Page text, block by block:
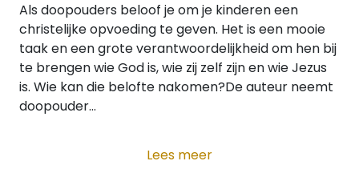
Als doopouders beloof je om je kinderen een
christelijke opvoeding te geven. Het is een mooie
taak en een grote verantwoordelijkheid om hen bij
te brengen wie God is, wie zij zelf zijn en wie Jezus
is. Wie kan die belofte nakomen?De auteur neemt
doopouder...
Lees meer